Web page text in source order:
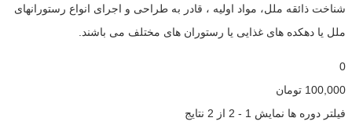
شناخت ذائقه ملل، مواد اولیه ، قادر به طراحی و اجرای انواع رستورانهای
ملل یا دهکده های غذایی یا رستوران های مختلف می باشند.
0
100,000 تومان
فیلتر دوره ها نمایش 1 - 2 از 2 نتایج